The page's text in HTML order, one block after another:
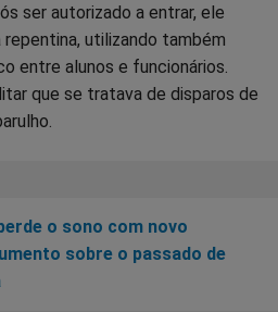
ser autorizado a entrar, ele
utilizando também
entre alunos e funcionários.
que se tratava de disparos de
o sono com novo
sobre o passado de